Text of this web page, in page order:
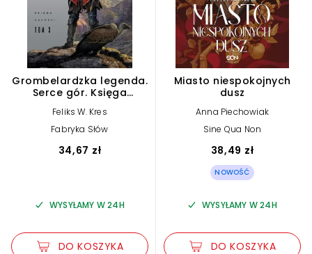
Grombelardzka legenda.
Serce gór. Księga
Feliks W. Kres
Fabryka Słów
34,67 zł
WYSYŁAMY W 24H
DO KOSZYKA
Miasto niespokojnych
dusz
Anna Piechowiak
Sine Qua Non
38,49 zł
NOWOŚĆ
WYSYŁAMY W 24H
DO KOSZYKA